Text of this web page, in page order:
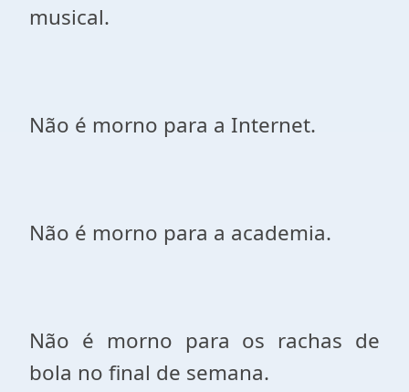
musical.
Não é morno para a Internet.
Não é morno para a academia.
Não é morno para os rachas de
bola no final de semana.